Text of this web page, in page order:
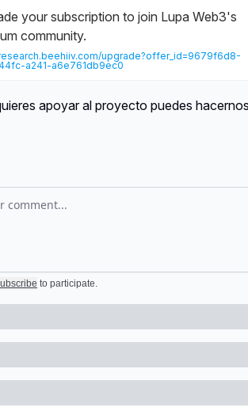
your subscription to join Lupa Web3's
community.
upgrade?offer_id=9679f6d8-
a241-a6e761db9ec0
apoyar al proyecto puedes
comment
to participate